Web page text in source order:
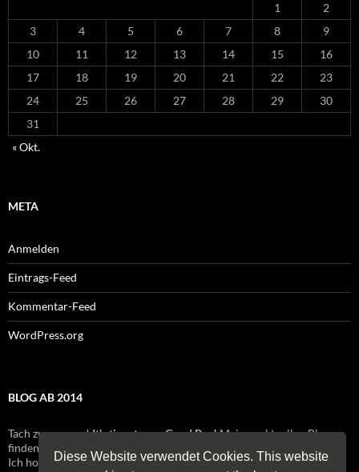
1
2
3
4 5 6 7 8
9
10
11 12 13 14 15
16
17
18 19 20 21 22
23
24
25 26 27 28 29
30
31
« Okt.
META
Anmelden
Eintrags-Feed
Kommentar-Feed
WordPress.org
BLOG AB 2014
Tach zusammen!It's time to say Good Bye!Meinen aktuellen Blog
finden Sie / findest Du ab 2017 unter:
blog2017.sommer-huenxe.de
Ich hoffe Sie halten / Ihr haltet mir auch auf dem neuen Blog die
Diese Website verwendet Cookies. This website